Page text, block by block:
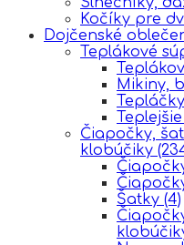
Kočíky pre
Dojčenské
Teplákové
Mikiny,
Čiapočky,
klobúčiky
Šatky (4)